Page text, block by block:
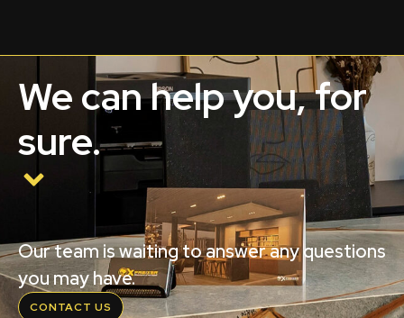
We can help you, for
sure.
Our team is waiting to answer any questions
you may have.
CONTACT US